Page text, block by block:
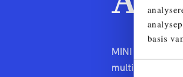
basis
MINI